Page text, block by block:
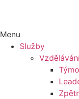
Menu
Služby